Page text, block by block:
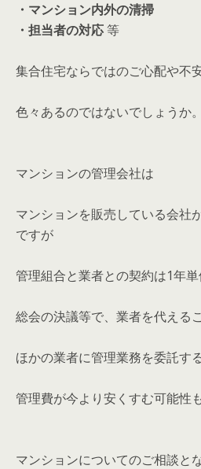
・マンション内外の清掃
・担当者の対応 等
集合住宅ならではのご心配や不
色々あるのではないでしょうか。
マンションの管理会社は
マンションを販売している会社
ですが
管理組合と業者との契約は1年
総会の決議等で、業者を代える
ほかの業者に管理業務を委託す
管理費が今より安くすむ可能性
マンションについてのご相談と